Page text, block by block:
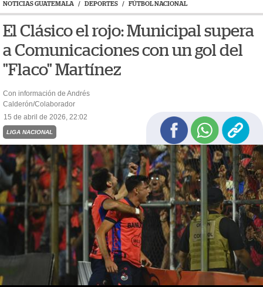
NOTICIAS GUATEMALA / DEPORTES / FÚTBOL NACIONAL
El Clásico el rojo: Municipal supera
a Comunicaciones con un gol del
"Flaco" Martínez
Con información de Andrés
Calderón/Colaborador
15 de abril de 2026, 22:02
LIGA NACIONAL